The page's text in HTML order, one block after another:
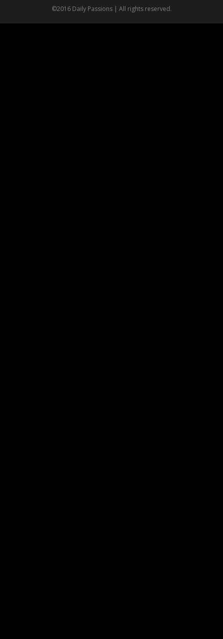
©2016 Daily Passions | All rights reserved.